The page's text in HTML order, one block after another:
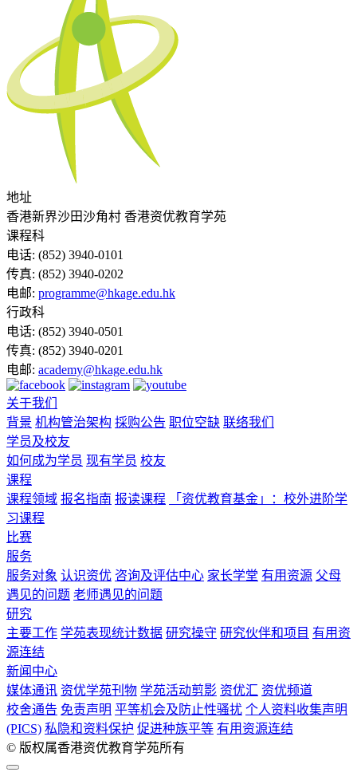
地址
香港新界沙田沙角村 香港资优教育学苑
课程科
电话: (852) 3940-0101
传真: (852) 3940-0202
电邮: programme@hkage.edu.hk
行政科
电话: (852) 3940-0501
传真: (852) 3940-0201
电邮: academy@hkage.edu.hk
关于我们
背景 机构管治架构 採购公告 职位空缺 联络我们
学员及校友
如何成为学员 现有学员 校友
课程
课程领域 报名指南 报读课程
「资优教育基金」：校外进阶学
习课程
比赛
服务
服务对象 认识资优 咨询及评估中心 家长学堂 有用资源 父母
遇见的问题 老师遇见的问题
研究
主要工作 学苑表现统计数据 研究操守 研究伙伴和项目 有用资
源连结
新闻中心
媒体通讯 资优学苑刊物 学苑活动剪影 资优汇 资优频道
校舍通告 免责声明 平等机会及防止性骚扰 个人资料收集声明
(PICS) 私隐和资料保护 促进种族平等 有用资源连结
© 版权属香港资优教育学苑所有